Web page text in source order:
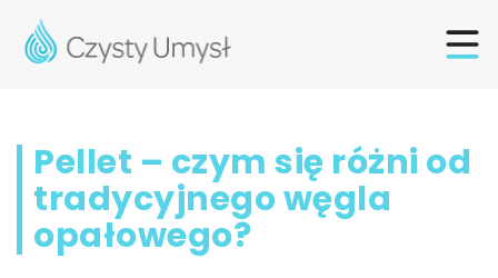
Pellet – czym się różni od
tradycyjnego węgla
opałowego?